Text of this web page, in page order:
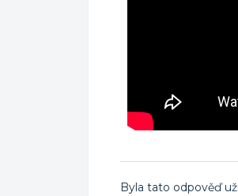
Byla tato odpověď